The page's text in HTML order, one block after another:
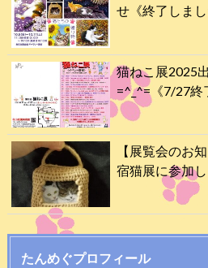
せ《終了しまし
猫ねこ展2025
=^_^=《7/27終
【展覧会のお
宿猫展に参加
たんめぐプロフィール